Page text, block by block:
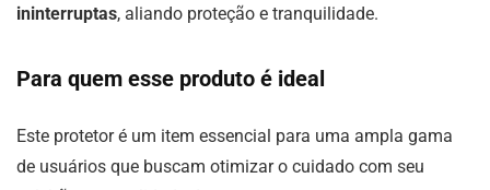
ininterruptas, aliando proteção e tranquilidade.
Para quem esse produto é ideal
Este protetor é um item essencial para uma ampla gama
de usuários que buscam otimizar o cuidado com seu